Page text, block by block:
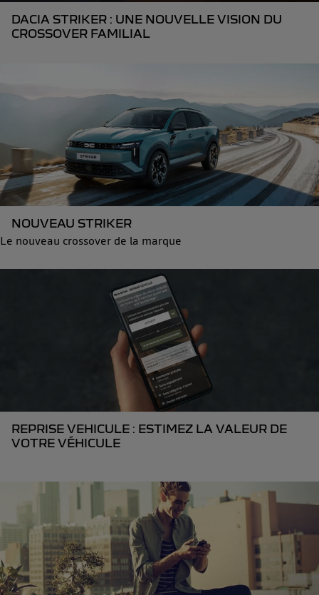
DACIA STRIKER : UNE NOUVELLE VISION DU
CROSSOVER FAMILIAL
NOUVEAU STRIKER
Le nouveau crossover de la marque
REPRISE VEHICULE : ESTIMEZ LA VALEUR DE
VOTRE VÉHICULE